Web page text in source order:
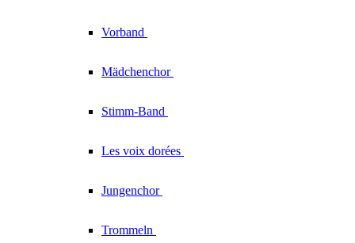
Vorband
Mädchenchor
Stimm-Band
Les voix dorées
Jungenchor
Trommeln